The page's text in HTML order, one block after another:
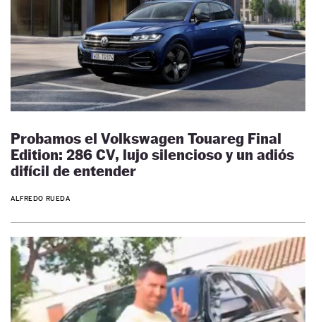
Probamos el Volkswagen Touareg Final
Edition: 286 CV, lujo silencioso y un adiós
difícil de entender
ALFREDO RUEDA